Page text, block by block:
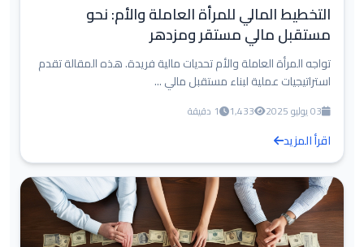
التخطيط المالي للمرأة العاملة والأم: نحو
مستقبل مالي مستقر ومزدهر
تواجه المرأة العاملة والأم تحديات مالية فريدة. هذه المقالة تقدم
استراتيجيات عملية لبناء مستقبل مالي ...
03 يوليو 2025 1,433 1 دقيقة
اقرأ المزيد